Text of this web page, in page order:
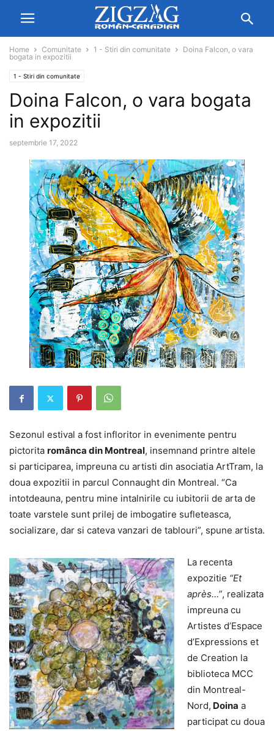
Home Comunitate 1 - Stiri din comunitate
Doina Falcon, o vara
bogata in expozitii
1 - Stiri din comunitate
Doina Falcon, o vara bogata
in expozitii
septembrie 17, 2022
Sezonul estival a fost infloritor in evenimente pentru
pictorita românca din Montreal, insemnand printre altele
si participarea, impreuna cu artisti din asociatia ArtTram, la
doua expozitii in parcul Connaught din Montreal. “Ca
intotdeauna, pentru mine intalnirile cu iubitorii de arta de
toate varstele sunt prilej de imbogatire sufleteasca,
socializare, dar si cateva vanzari de tablouri”, spune artista.
La recenta
expozitie “Et
après…”, realizata
impreuna cu
Artistes d’Espace
d’Expressions et
de Creation la
biblioteca MCC
din Montreal-
Nord, Doina a
participat cu doua